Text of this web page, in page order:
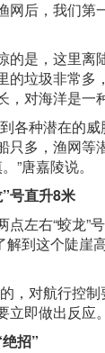
网后，我们第
是，这里离
的垃圾非常多
对海洋是一
种潜在的威
只多，渔网等
”唐嘉陵说。
号直升8米
左右“蛟龙”
解到这个陡崖
对航行控制
即做出反应
招”